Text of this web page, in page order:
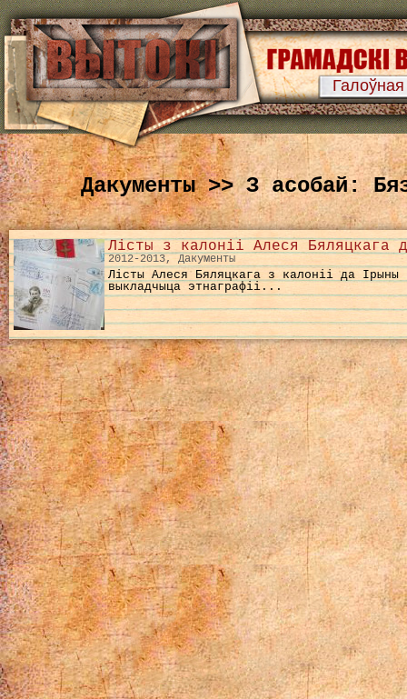
Галоўная
Дакументы >> З асобай:
Лісты з калоніі Алеся Бяляцкага
2012-2013, Дакументы
Лісты Алеся Бяляцкага з калоніі да
выкладчыца этнаграфіі...